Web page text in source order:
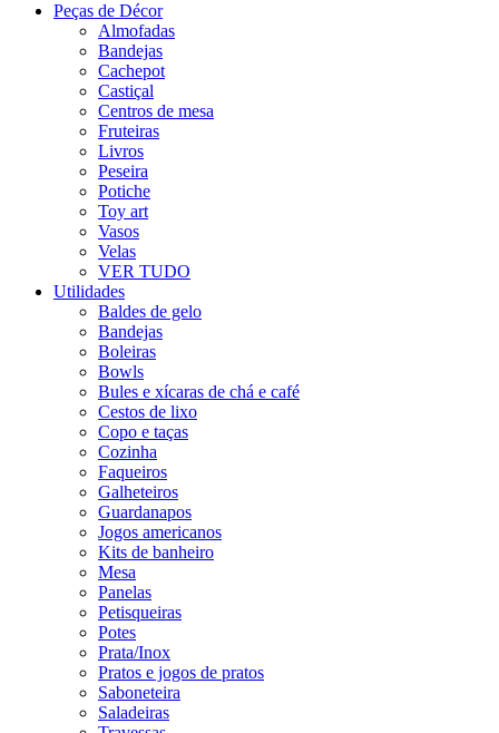
Peças de Décor
Almofadas
Bandejas
Cachepot
Castiçal
Centros de mesa
Fruteiras
Livros
Peseira
Potiche
Toy art
Vasos
Velas
VER TUDO
Utilidades
Baldes de gelo
Bandejas
Boleiras
Bowls
Bules e xícaras de chá e café
Cestos de lixo
Copo e taças
Cozinha
Faqueiros
Galheteiros
Guardanapos
Jogos americanos
Kits de banheiro
Mesa
Panelas
Petisqueiras
Potes
Prata/Inox
Pratos e jogos de pratos
Saboneteira
Saladeiras